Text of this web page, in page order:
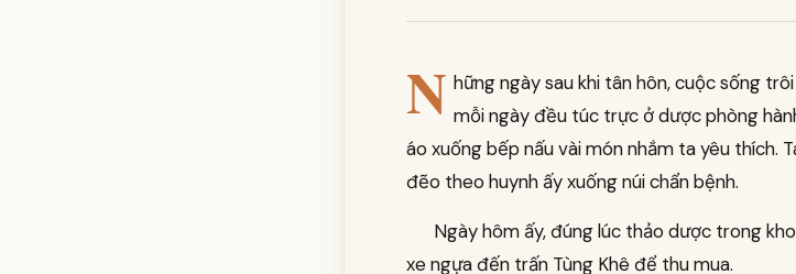
N hững ngày sau khi tân hôn, cuộc sống
mỗi ngày đều túc trực ở dược phòng
áo xuống bếp nấu vài món nhắm ta yêu thích.
đẽo theo huynh ấy xuống núi chẩn bệnh.
Ngày hôm ấy, đúng lúc thảo dược trong
xe ngựa đến trấn Tùng Khê để thu mua.